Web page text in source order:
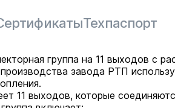
Техпаспорт
группа на 11 выходов с
завода РТП
11 выходов, которые